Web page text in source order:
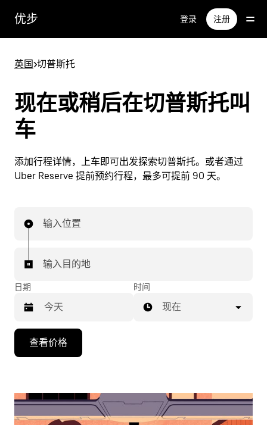
优步 登录 注册
英国>切普斯托
现在或稍后在切普斯托叫
车
添加行程详情，上车即可出发探索切普斯托。或者通过
Uber Reserve 提前预约行程，最多可提前 90 天。
输入位置
输入目的地
日期
向
头
时间
现在
查看价格